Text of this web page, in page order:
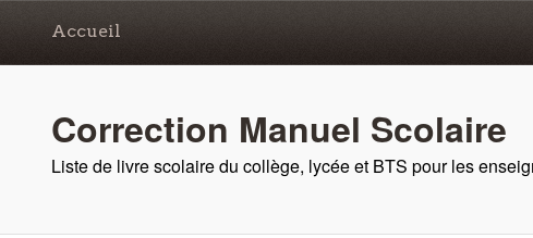
Accueil
Correction Manuel Scolaire
Liste de livre scolaire du collège, lycée et BTS pour les